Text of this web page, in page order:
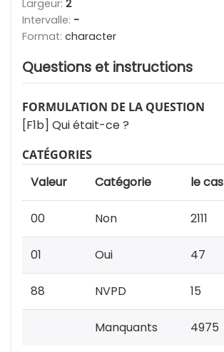
Largeur: 2
Intervalle: -
Format: character
Questions et instructions
FORMULATION DE LA QUESTION
[F1b] Qui était-ce ?
CATÉGORIES
Valeur Catégorie le cas
00 Non 2111
01 Oui 47
88 NVPD 15
Manquants 4975